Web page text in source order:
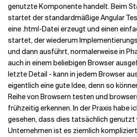
genutzte Komponente handelt. Beim
startet der standardmäßige Angular
eine .html-Datei erzeugt und einen
startet, der wiederum
und dann ausführt, normalerweise in
auch in einem beliebigen Browser
letzte Detail - kann in jedem Browser
eigentlich eine gute Idee, denn so
Reihe von Browsern testen und
frühzeitig erkennen. In der Praxis habe
gesehen, dass dies tatsächlich genutzt
Unternehmen ist es ziemlich